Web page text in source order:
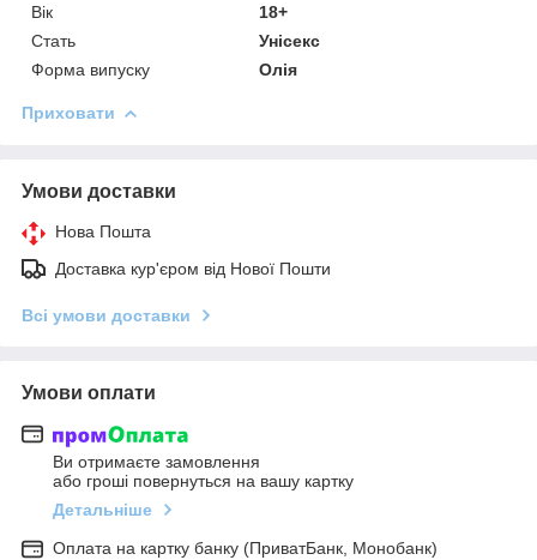
Вік
18+
Стать
Унісекс
Форма випуску
Олія
Приховати
Умови доставки
Нова Пошта
Доставка кур'єром від Нової Пошти
Всі умови доставки
Умови оплати
Ви отримаєте замовлення
або гроші повернуться на вашу картку
Детальніше
Оплата на картку банку (ПриватБанк, Монобанк)